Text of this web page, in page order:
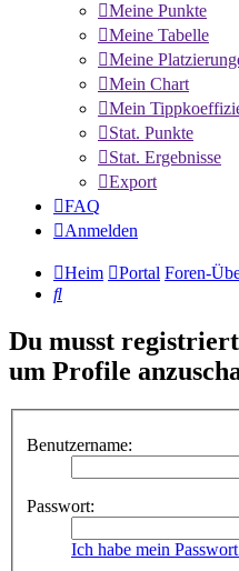
Meine Punkte
Meine Tabelle
Meine
Mein Chart
Mein
Stat. Punkte
Stat. Ergebnisse
Export
FAQ
Anmelden
Heim Portal Foren-
Suche
Du musst
um Profile
Benutzername:
Passwort:
Ich habe mein